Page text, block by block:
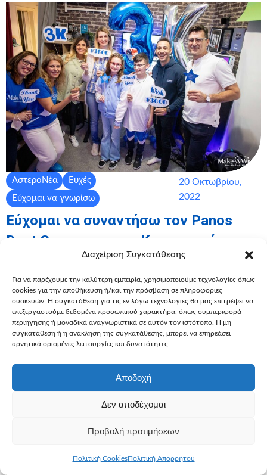
Διαχείριση Συγκατάθεσης
Για να παρέχουμε την καλύτερη εμπειρία, χρησιμοποιούμε τεχνολογίες όπως
cookies για την αποθήκευση ή/και την πρόσβαση σε πληροφορίες
συσκευών. Η συγκατάθεση για τις εν λόγω τεχνολογίες θα μας επιτρέψει να
επεξεργαστούμε δεδομένα προσωπικού χαρακτήρα, όπως συμπεριφορά
περιήγησης ή μοναδικά αναγνωριστικά σε αυτόν τον ιστότοπο. Η μη
συγκατάθεση ή η ανάκληση της συγκατάθεσης, μπορεί να επηρεάσει
αρνητικά ορισμένες λειτουργίες και δυνατότητες.
Αποδοχή
Δεν αποδέχομαι
Προβολή προτιμήσεων
Πολιτική CookiesΠολιτική Απορρήτου
ΑστεροΝέα
Ευχές
Εύχομαι να γνωρίσω
20 Οκτωβρίου,
2022
Εύχομαι να συναντήσω τον Panos
Dent Games και την Κωνσταντίνα –
Χρήστος, 11
Η Κωνσταντίνα, ευδιάθετη και χαμογελαστή, όπως πάντα,
υποδέχτηκε τον Χρήστο ζεστά, ενώ ο Πάνος του χάρισε μια
τεράστια αγκαλιά. Ο Χρήστος νόμιζε ότι ήταν ένα «ζωντανό»
όνειρο. Εκείνη η ημέρα, όμως, δεν ήταν μόνο για τον Χρήστο
μας ξεχωριστή. Ήταν και για όλες τις νεράιδες και τα ξωτικά.
εκπληρώθηκε η ευχή 3000!